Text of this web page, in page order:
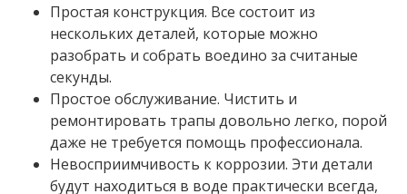
Простая конструкция. Все состоит из
нескольких деталей, которые можно
разобрать и собрать воедино за считаные
секунды.
Простое обслуживание. Чистить и
ремонтировать трапы довольно легко, порой
даже не требуется помощь профессионала.
Невосприимчивость к коррозии. Эти детали
будут находиться в воде практически всегда,